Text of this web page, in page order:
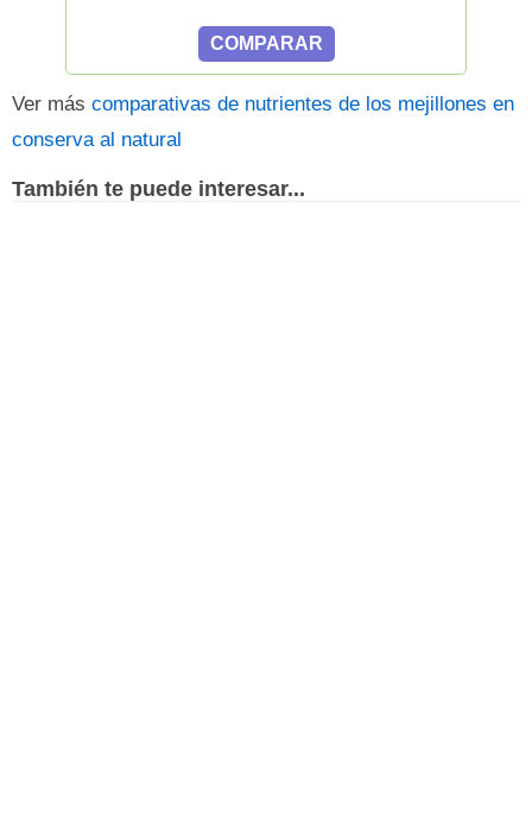
Ver más comparativas de nutrientes de los mejillones en
conserva al natural
También te puede interesar...